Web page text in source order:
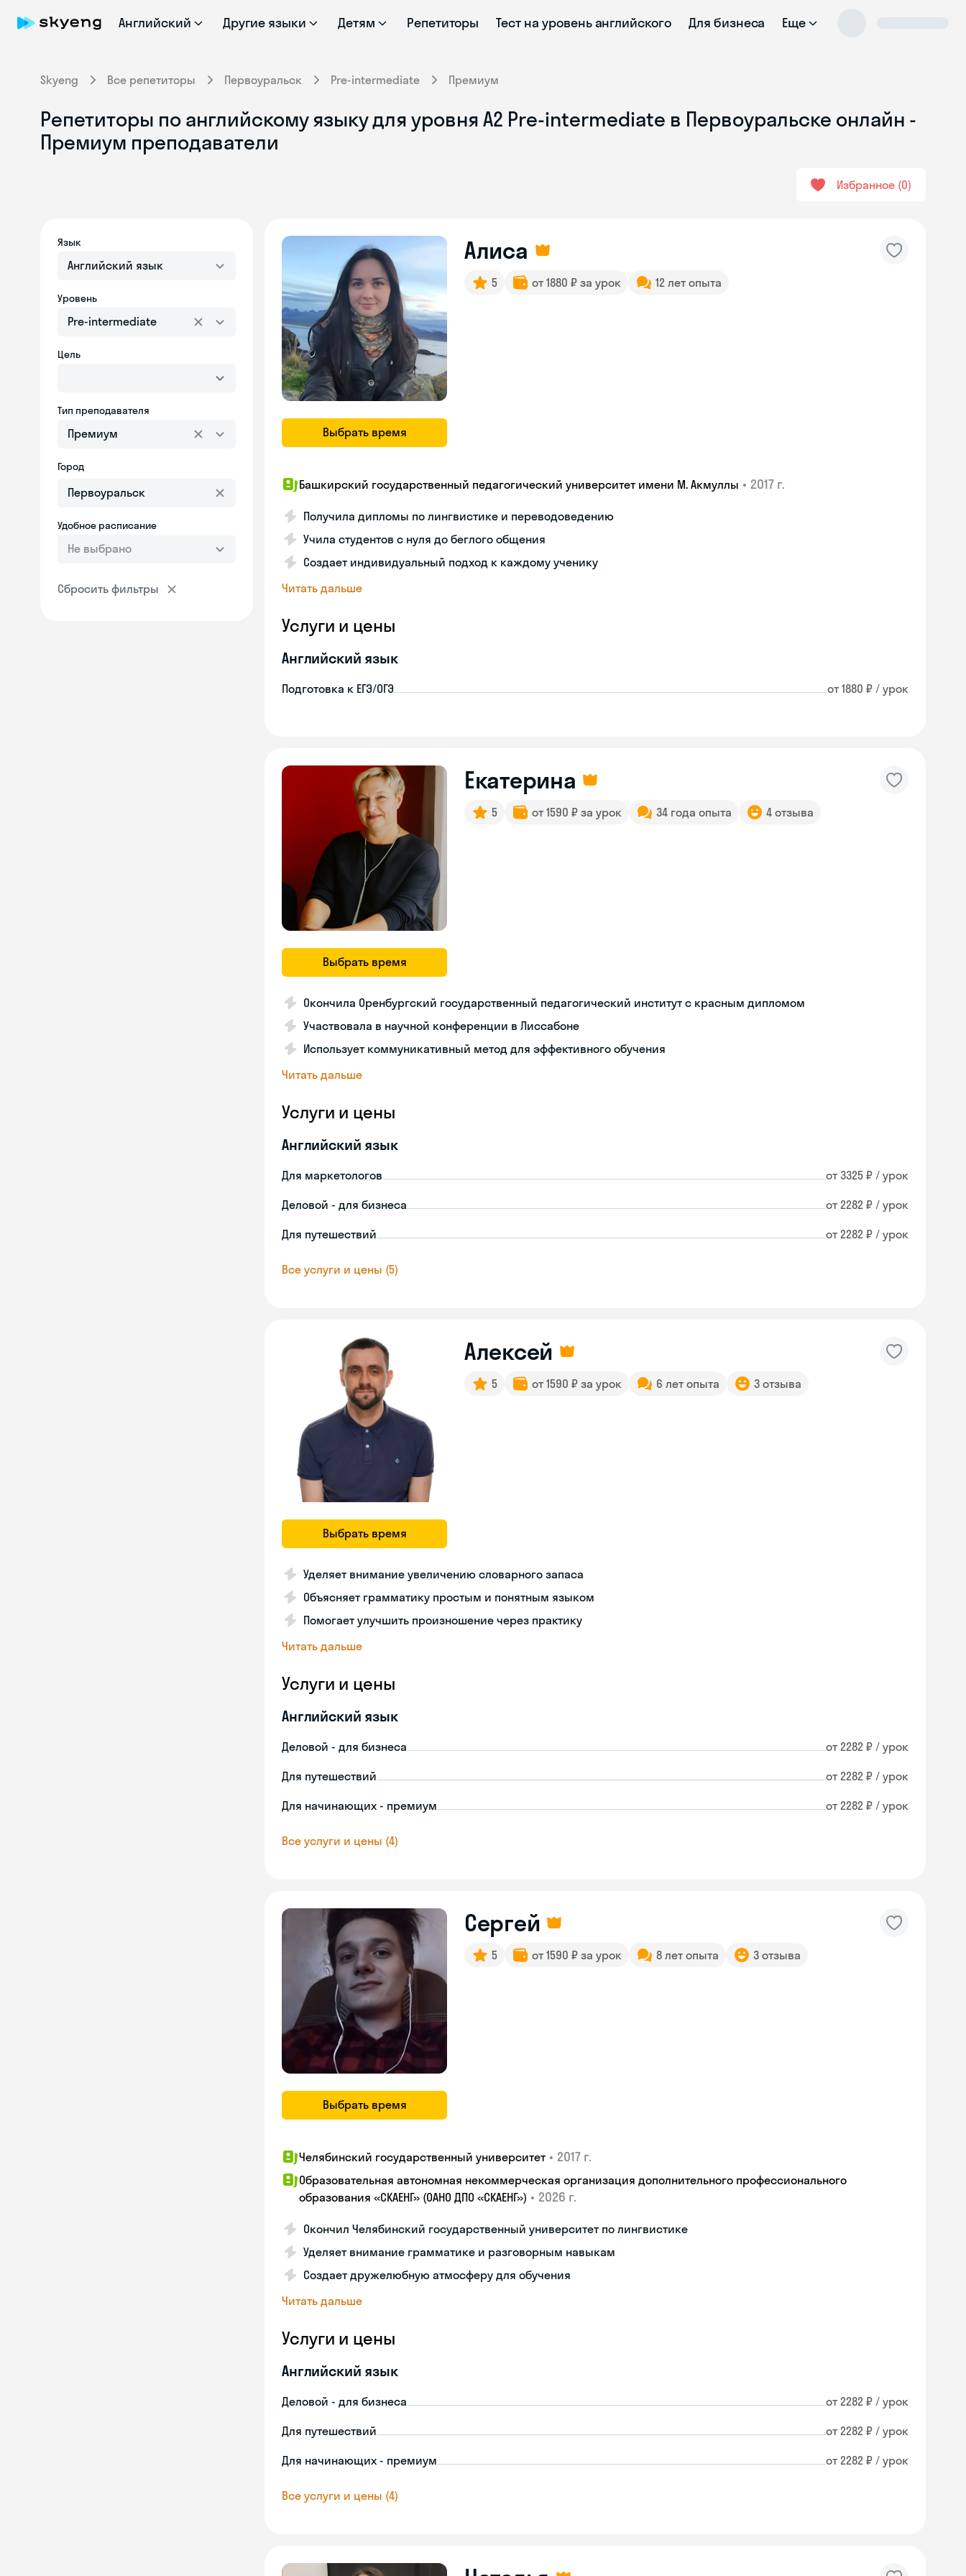
Английский Другие языки Детям Репетиторы Тест на уровень английского Для бизнеса Еще
Skyeng Все репетиторы Первоуральск Pre-intermediate Премиум
Репетиторы по английскому языку для уровня A2 Pre-intermediate в Первоуральске онлайн -
Премиум преподаватели
Избранное 0
Язык
Английский язык
Уровень
Pre-intermediate
Цель
Тип преподавателя
Премиум
Город
Удобное расписание
Не выбрано
Сбросить фильтры
Выбрать время
Алиса
5 от 1880 ₽ за урок 12 лет опыта
Башкирский государственный педагогический университет имени М. Акмуллы • 2017 г.
Получила дипломы по лингвистике и переводоведению
Учила студентов с нуля до беглого общения
Создает индивидуальный подход к каждому ученику
Читать дальше
Услуги и цены
Английский язык
Подготовка к ЕГЭ/ОГЭ от 1880 ₽ / урок
Выбрать время
Екатерина
5 от 1590 ₽ за урок 34 года опыта 4 отзыва
Окончила Оренбургский государственный педагогический институт с красным дипломом
Участвовала в научной конференции в Лиссабоне
Использует коммуникативный метод для эффективного обучения
Читать дальше
Услуги и цены
Английский язык
Для маркетологов от 3325 ₽ / урок
Деловой - для бизнеса от 2282 ₽ / урок
Для путешествий от 2282 ₽ / урок
Все услуги и цены (5)
Выбрать время
Алексей
5 от 1590 ₽ за урок 6 лет опыта 3 отзыва
Уделяет внимание увеличению словарного запаса
Объясняет грамматику простым и понятным языком
Помогает улучшить произношение через практику
Читать дальше
Услуги и цены
Английский язык
Деловой - для бизнеса от 2282 ₽ / урок
Для путешествий от 2282 ₽ / урок
Для начинающих - премиум от 2282 ₽ / урок
Все услуги и цены (4)
Выбрать время
Сергей
5 от 1590 ₽ за урок 8 лет опыта 3 отзыва
Челябинский государственный университет • 2017 г.
Образовательная автономная некоммерческая организация дополнительного профессионального
образования «СКАЕНГ» (ОАНО ДПО «СКАЕНГ») • 2026 г.
Окончил Челябинский государственный университет по лингвистике
Уделяет внимание грамматике и разговорным навыкам
Создает дружелюбную атмосферу для обучения
Читать дальше
Услуги и цены
Английский язык
Деловой - для бизнеса от 2282 ₽ / урок
Для путешествий от 2282 ₽ / урок
Для начинающих - премиум от 2282 ₽ / урок
Все услуги и цены (4)